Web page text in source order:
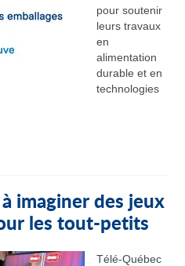
pour soutenir
leurs travaux
en
alimentation
durable et en
technologies
imaginer des jeux
les tout-petits
Télé-Québec